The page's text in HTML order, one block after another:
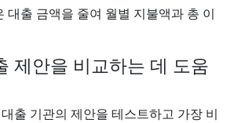
대출 금액을 줄여 월별 지불액과 총 이
제안을 비교하는 데 도움
출 기관의 제안을 테스트하고 가장 비